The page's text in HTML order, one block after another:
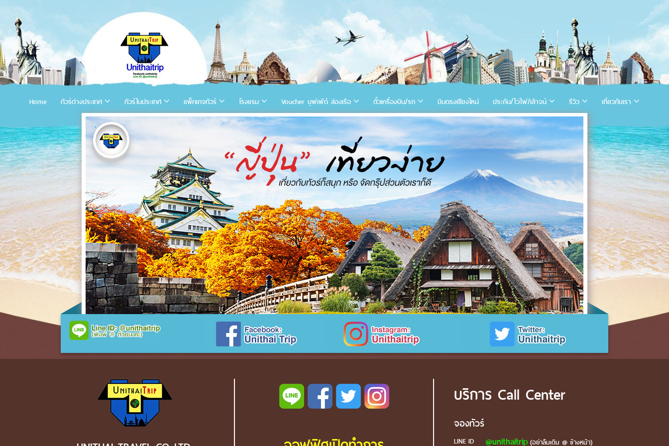
Home ทัวร์ต่างประเทศ ทัวร์ในประเทศ แพ็คเกจทัวร์ โรงแรม Voucher บุฟเฟ่ต์ ล่องเรือ ตั๋วเครื่องบิน/รถ บินตรงเชียงใหม่ ประกัน/ไวไฟ/เล้าจน์ รีวิว เกี่ยวกับเรา
บริการ Call Center
จองทัวร์
LINE ID @unithaitrip(อย่าลืมเติม @ ข้างหน้า)